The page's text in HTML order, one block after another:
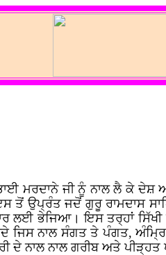
ਮਰਦਾਨੇ ਜੀ ਨੂੰ ਨਾਲ ਲੈ ਕੇ ਦੇਸ਼
ਤੋਂ ਉਪ੍ਰੰਤ ਜਦੋਂ ਗੁਰੂ ਰਾਮਦਾਸ
ਲਈ ਭੇਜਿਆ। ਇਸ ਤਰ੍ਹਾਂ
ਨਾਲ ਸੰਗਤ ਤੇ ਪੰਗਤ, ਅੰਮ੍ਰਿਤ
ਦੇ ਨਾਲ ਨਾਲ ਗਰੀਬ ਅਤੇ ਪੀੜ੍ਹਤ